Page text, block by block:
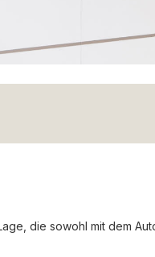
die sowohl mit dem